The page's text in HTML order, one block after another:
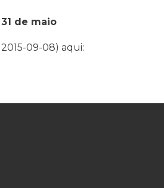
de maio
09-08) aqui: